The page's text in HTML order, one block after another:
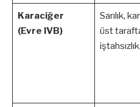
Karaciğer
(Evre IVB)
Sarılık,
üst